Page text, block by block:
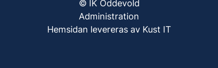
© IK Oddevold
Administration
Hemsidan levereras av Kust IT